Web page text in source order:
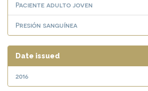
Paciente adulto joven
Presión sanguínea
Date issued
2016